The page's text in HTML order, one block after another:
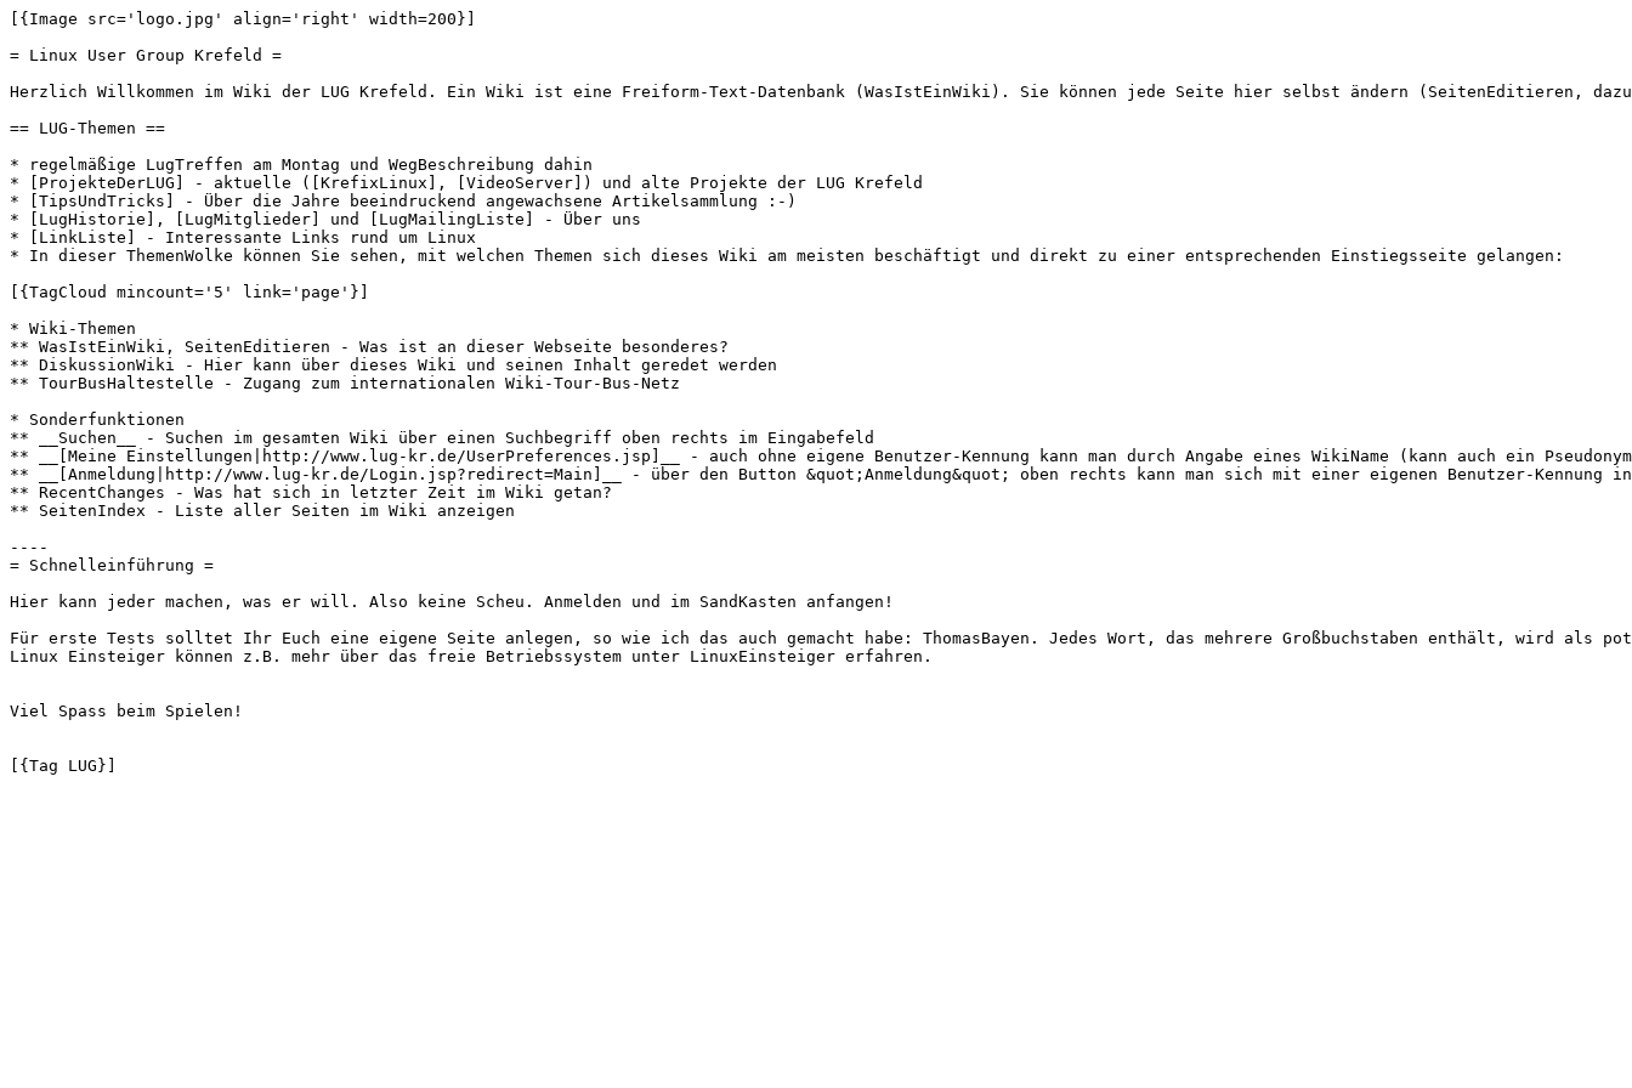
[{Image src='logo.jpg' align='right' width=200}]
= Linux User Group Krefeld =
Herzlich Willkommen im Wiki der LUG Krefeld. Ein Wiki ist eine Freiform-Text-Datenbank (WasIstEinWiki). Sie können jede Seite hier selbst ändern (SeitenEditieren,
== LUG-Themen ==
* regelmäßige LugTreffen am Montag und WegBeschreibung dahin
* [ProjekteDerLUG] - aktuelle ([KrefixLinux], [VideoServer]) und alte Projekte der LUG Krefeld
* [TipsUndTricks] - Über die Jahre beeindruckend angewachsene Artikelsammlung :-)
* [LugHistorie], [LugMitglieder] und [LugMailingListe] - Über uns
* [LinkListe] - Interessante Links rund um Linux
* In dieser ThemenWolke können Sie sehen, mit welchen Themen sich dieses Wiki am meisten beschäftigt und direkt zu einer entsprechenden Einstiegsseite gelangen:
[{TagCloud mincount='5' link='page'}]
* Wiki-Themen
** WasIstEinWiki, SeitenEditieren - Was ist an dieser Webseite besonderes?
** DiskussionWiki - Hier kann über dieses Wiki und seinen Inhalt geredet werden
** TourBusHaltestelle - Zugang zum internationalen Wiki-Tour-Bus-Netz
* Sonderfunktionen
** __Suchen__ - Suchen im gesamten Wiki über einen Suchbegriff oben rechts im Eingabefeld
** __[Meine Einstellungen|http://www.lug-kr.de/UserPreferences.jsp]__ - auch ohne eigene Benutzer-Kennung kann man durch Angabe eines WikiName (kann auch ein
** __[Anmeldung|http://www.lug-kr.de/Login.jsp?redirect=Main]__ - über den Button &quot;Anmeldung&quot; oben rechts kann man sich mit einer eigenen Benutzer-Kennung
** RecentChanges - Was hat sich in letzter Zeit im Wiki getan?
** SeitenIndex - Liste aller Seiten im Wiki anzeigen
----
= Schnelleinführung =
Hier kann jeder machen, was er will. Also keine Scheu. Anmelden und im SandKasten anfangen!
Für erste Tests solltet Ihr Euch eine eigene Seite anlegen, so wie ich das auch gemacht habe: ThomasBayen. Jedes Wort, das mehrere Großbuchstaben enthält, wird als
Linux Einsteiger können z.B. mehr über das freie Betriebssystem unter LinuxEinsteiger erfahren.
Viel Spass beim Spielen!
[{Tag LUG}]